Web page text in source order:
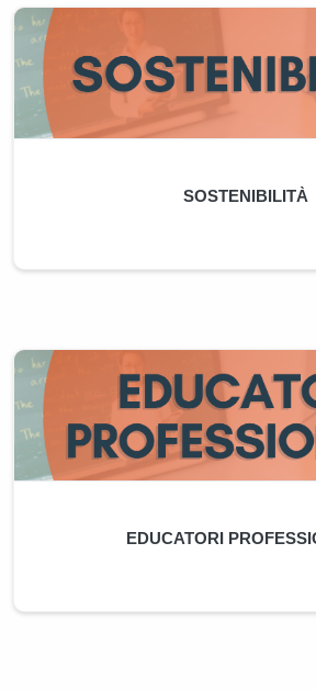
SOSTENIBILITÀ
EDUCATORI